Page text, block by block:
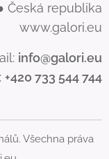
Česká republika
www.galori.eu
info@galori.eu
+420 733 544 744
Všechna práva